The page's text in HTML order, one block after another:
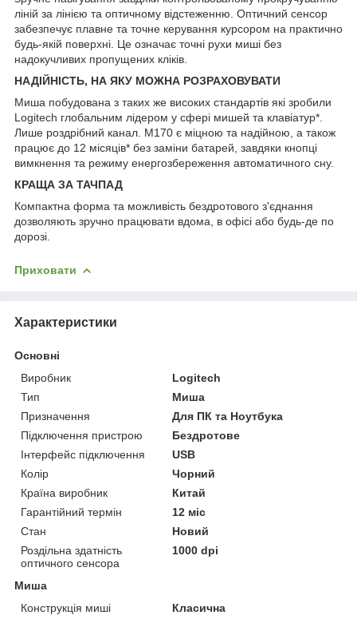
ліній за лінією та оптичному відстеженню. Оптичний сенсор
забезпечує плавне та точне керування курсором на практично
будь-якій поверхні. Це означає точні рухи миші без
надокучливих пропущених кліків.
НАДІЙНІСТЬ, НА ЯКУ МОЖНА РОЗРАХОВУВАТИ
Миша побудована з таких же високих стандартів які зробили
Logitech глобальним лідером у сфері мишей та клавіатур*.
Лише роздрібний канал. М170 є міцною та надійною, а також
працює до 12 місяців* без заміни батарей, завдяки кнопці
вимкнення та режиму енергозбереження автоматичного сну.
КРАЩА ЗА ТАЧПАД
Компактна форма та можливість бездротового з'єднання
дозволяють зручно працювати вдома, в офісі або будь-де по
дорозі.
Приховати
Характеристики
Основні
Виробник
Logitech
Тип
Миша
Призначення
Для ПК та Ноутбука
Підключення пристрою
Бездротове
Інтерфейс підключення
USB
Колір
Чорний
Країна виробник
Китай
Гарантійний термін
12 міс
Стан
Новий
Роздільна здатність
оптичного сенсора
1000 dpi
Миша
Конструкція миші
Класична